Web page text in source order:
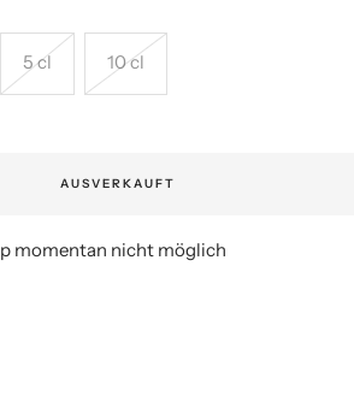
5 cl 10 cl
AUSVERKAUFT
momentan nicht möglich